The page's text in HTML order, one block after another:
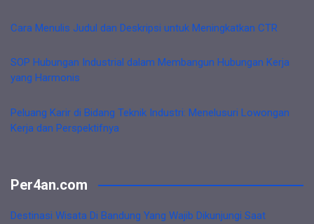
Cara Menulis Judul dan Deskripsi untuk Meningkatkan CTR
SOP Hubungan Industrial dalam Membangun Hubungan Kerja
yang Harmonis
Peluang Karir di Bidang Teknik Industri: Menelusuri Lowongan
Kerja dan Perspektifnya
Per4an.com
Destinasi Wisata Di Bandung Yang Wajib Dikunjungi Saat